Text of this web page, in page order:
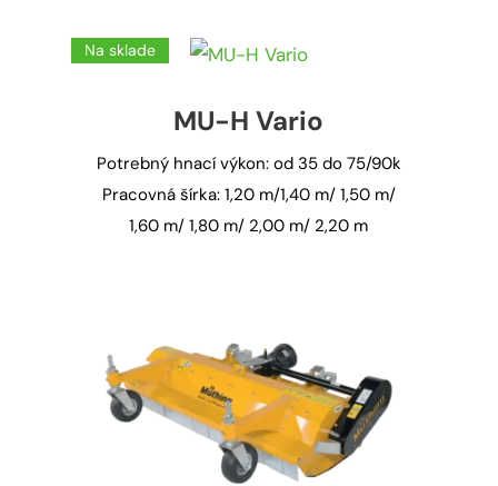
Na sklade
MU-H Vario
Potrebný hnací výkon: od 35 do 75/90k
Pracovná šírka: 1,20 m/1,40 m/ 1,50 m/
1,60 m/ 1,80 m/ 2,00 m/ 2,20 m